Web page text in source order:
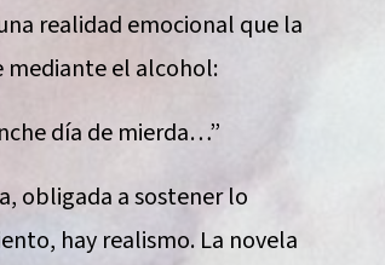
realidad emocional que la
mediante el alcohol:
día de mierda…”
obligada a sostener lo
hay realismo. La novela